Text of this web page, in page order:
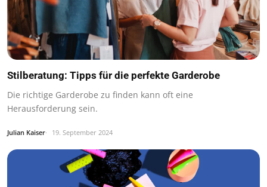
Stilberatung: Tipps für die perfekte Garderobe
Die richtige Garderobe zu finden kann oft eine
Herausforderung sein.
Julian Kaiser 19. September 2024